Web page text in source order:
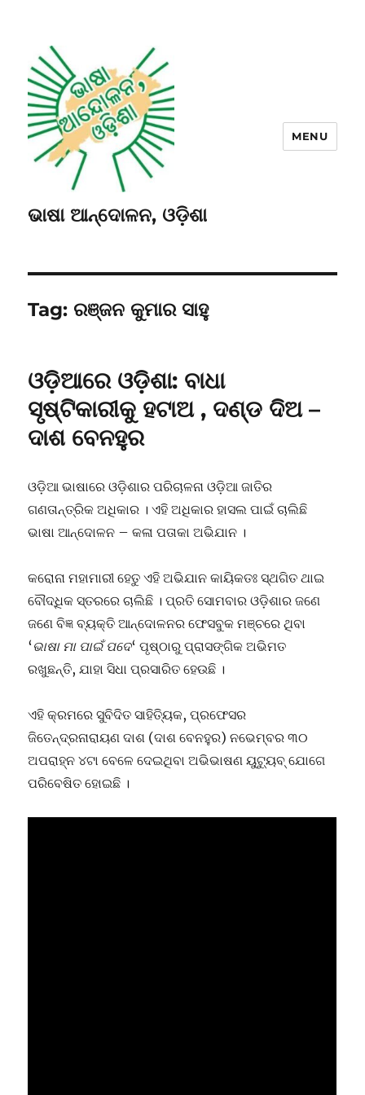
ଭାଷା ଆନ୍ଦୋଳନ, ଓଡ଼ିଶା
MENU
Tag: ରଞ୍ଜନ କୁମାର ସାହୁ
ଓଡ଼ିଆରେ ଓଡ଼ିଶା: ବାଧା
ସୃଷ୍ଟିକାରୀକୁ ହଟାଅ , ଦଣ୍ଡ ଦିଅ –
ଦାଶ ବେନହୁର
ଓଡ଼ିଆ ଭାଷାରେ ଓଡ଼ିଶାର ପରିଚାଳନା ଓଡ଼ିଆ ଜାତିର
ଗଣତାନ୍ତ୍ରିକ ଅଧିକାର । ଏହି ଅଧିକାର ହାସଲ ପାଇଁ ଚାଲିଛି
ଭାଷା ଆନ୍ଦୋଳନ – କଳା ପତାକା ଅଭିଯାନ ।
କରୋନା ମହାମାରୀ ହେତୁ ଏହି ଅଭିଯାନ କାୟିକତଃ ସ୍ଥଗିତ ଥାଇ
ବୌଦ୍ଧିକ ସ୍ତରରେ ଚାଲିଛି । ପ୍ରତି ସୋମବାର ଓଡ଼ିଶାର ଜଣେ
ଜଣେ ବିଜ୍ଞ ବ୍ୟକ୍ତି ଆନ୍ଦୋଳନର ଫେସବୁକ ମଞ୍ଚରେ ଥିବା
‘ ଭାଷା ମା ପାଇଁ ପଦେ‘ ପୃଷ୍ଠାରୁ ପ୍ରାସଙ୍ଗିକ ଅଭିମତ
ରଖୁଛନ୍ତି, ଯାହା ସିଧା ପ୍ରସାରିତ ହେଉଛି ।
ଏହି କ୍ରମରେ ସୁବିଦିତ ସାହିତ୍ୟିକ, ପ୍ରଫେସର
ଜିତେନ୍ଦ୍ରନାରାୟଣ ଦାଶ (ଦାଶ ବେନହୁର) ନଭେମ୍ବର ୩୦
ଅପରାହ୍ନ ୪ଟା ବେଳେ ଦେଇଥିବା ଅଭିଭାଷଣ ୟୁଟ୍ୟୁବ୍ ଯୋଗେ
ପରିବେଷିତ ହୋଇଛି ।